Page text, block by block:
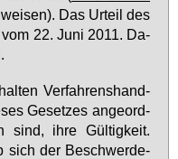
Das Ur­teil des
22. Ju­ni 2011. Da­
Ver­fah­rens­hand­
Ge­set­zes an­ge­ord­
sind, ih­re Gül­tig­keit.
sich der Be­schwer­de­